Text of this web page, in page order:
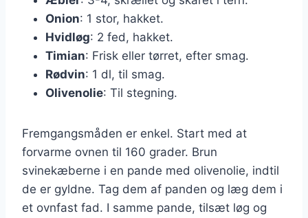
Onion: 1 stor, hakket.
Hvidløg: 2 fed, hakket.
Timian: Frisk eller tørret, efter smag.
Rødvin: 1 dl, til smag.
Olivenolie: Til stegning.
Fremgangsmåden er enkel. Start med at
forvarme ovnen til 160 grader. Brun
svinekæberne i en pande med olivenolie, indtil
de er gyldne. Tag dem af panden og læg dem i
et ovnfast fad. I samme pande, tilsæt løg og